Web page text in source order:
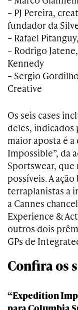
– PJ Pereira,
fundador da
– Rafael
– Rodrigo
Kennedy
– Sergio
Creative
Os seis cases
deles, indicados
maior aposta é
Impossible”, da
Sportswear, que
possíveis. A
terraplanistas a
a Cannes
Experience &
outros dois
GPs de
Confira os
“Expedition